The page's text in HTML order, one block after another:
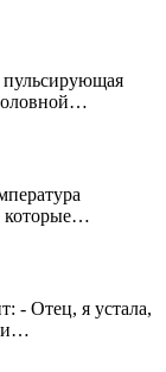
пульсирующая
которые…
- Отец, я устала,